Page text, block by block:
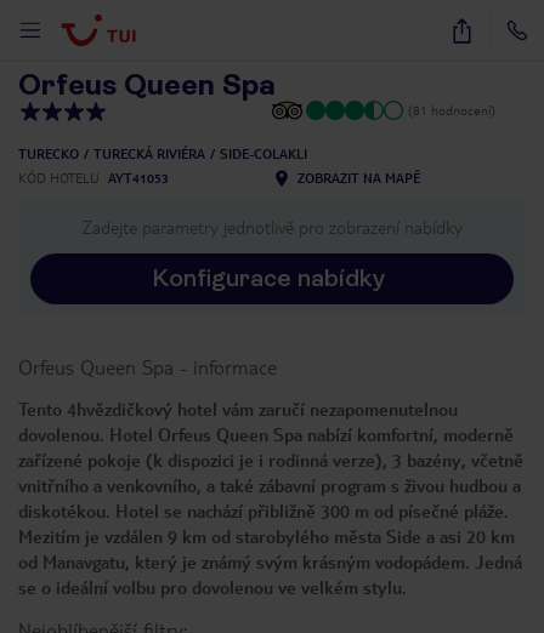
14
Orfeus Queen Spa
(81 hodnocení)
TURECKO TURECKÁ RIVIÉRA
SIDE-COLAKLI
KÓD HOTELU
AYT41053 ZOBRAZIT NA MAPĚ
Zadejte parametry jednotlivě pro zobrazení nabídky
Konfigurace nabídky
Orfeus Queen Spa - informace
Tento 4hvězdičkový hotel vám zaručí nezapomenutelnou
dovolenou. Hotel Orfeus Queen Spa nabízí komfortní, moderně
zařízené pokoje (k dispozici je i rodinná verze), 3 bazény, včetně
vnitřního a venkovního, a také zábavní program s živou hudbou a
diskotékou. Hotel se nachází přibližně 300 m od písečné pláže.
Mezitím je vzdálen 9 km od starobylého města Side a asi 20 km
od Manavgatu, který je známý svým krásným vodopádem. Jedná
se o ideální volbu pro dovolenou ve velkém stylu.